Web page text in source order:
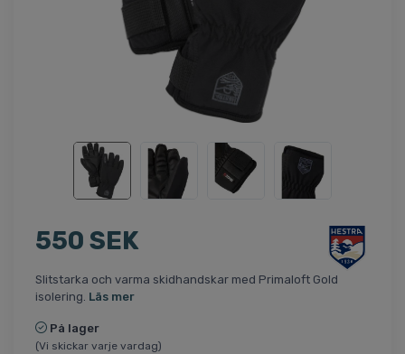
550 SEK
Slitstarka och varma skidhandskar med Primaloft Gold
isolering. Läs mer
På lager
(Vi skickar varje vardag)